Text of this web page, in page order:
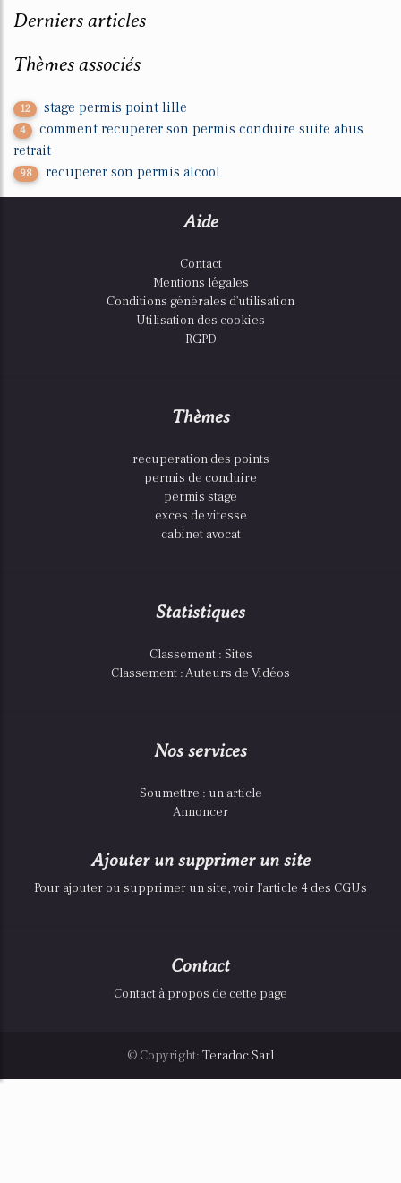
Derniers articles
Thèmes associés
12 stage permis point lille
4
comment recuperer son permis conduire suite abus
retrait
98 recuperer son permis alcool
Aide
Contact
Mentions légales
Conditions générales d'utilisation
Utilisation des cookies
RGPD
Thèmes
recuperation des points
permis de conduire
permis stage
exces de vitesse
cabinet avocat
Statistiques
Classement : Sites
Classement : Auteurs de Vidéos
Nos services
Soumettre : un article
Annoncer
Ajouter un supprimer un site
Pour ajouter ou supprimer un site, voir l'article 4 des CGUs
Contact
Contact à propos de cette page
© Copyright: Teradoc Sarl